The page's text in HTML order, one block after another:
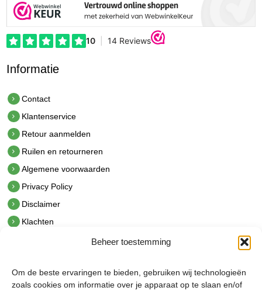
Beheer toestemming
Om de beste ervaringen te bieden, gebruiken wij technologieën
zoals cookies om informatie over je apparaat op te slaan en/of
Informatie
Contact
Klantenservice
Retour aanmelden
Ruilen en retourneren
Algemene voorwaarden
Privacy Policy
Disclaimer
Klachten
hetindustriehuis B.V.
De Hoek 1 1601 MR Enkhuizen